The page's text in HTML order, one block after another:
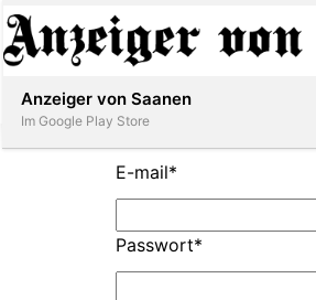
Abonnieren
E-mail*
Passwort*
Anzeiger von Saanen
Im Google Play Store